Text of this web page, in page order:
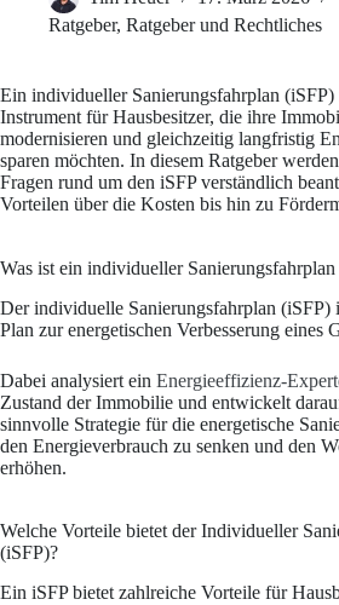
Ratgeber, Ratgeber und Rechtliches
Ein individueller Sanierungsfahrplan
Instrument für Hausbesitzer, die ihre
modernisieren und gleichzeitig langfristig
sparen möchten. In diesem Ratgeber
Fragen rund um den iSFP verständlich
Vorteilen über die Kosten bis hin zu
Was ist ein individueller
Der individuelle Sanierungsfahrplan (iSFP)
Plan zur energetischen Verbesserung eines
Dabei analysiert ein Energieeffizienz-
Zustand der Immobilie und entwickelt
sinnvolle Strategie für die energetische
den Energieverbrauch zu senken und den
erhöhen.
Welche Vorteile bietet der Individueller
(iSFP)?
Ein iSFP bietet zahlreiche Vorteile für